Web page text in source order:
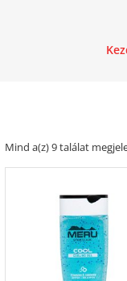
Mind a(z) 9 találat